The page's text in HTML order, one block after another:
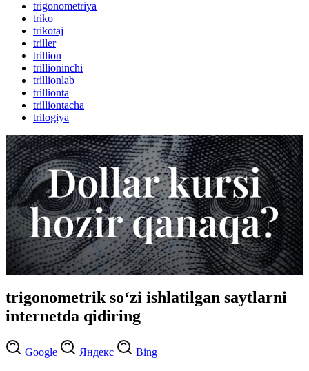
trigonometriya
triko
trikotaj
triller
trillion
trillioninchi
trillionlab
trillionta
trilliontacha
trilogiya
trigonometrik so‘zi ishlatilgan saytlarni
internetda qidiring
Google Яндекс Bing